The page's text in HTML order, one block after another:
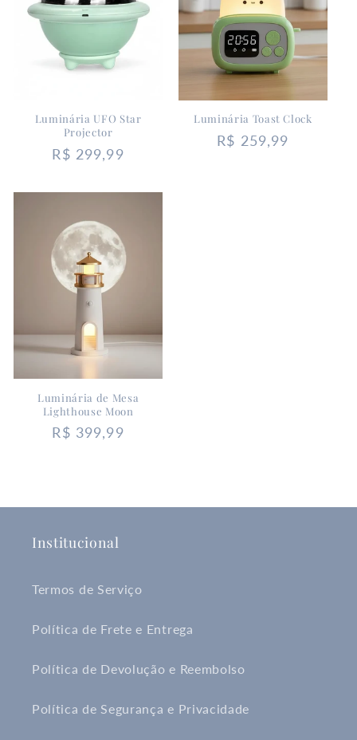
Luminária UFO Star
Projector
Preço
R$ 299,99
Luminária Toast Clock
Preço
R$ 259,99
Luminária de Mesa
Lighthouse Moon
Preço
R$ 399,99
Institucional
Termos de Serviço
Política de Frete e Entrega
Política de Devolução e Reembolso
Política de Segurança e Privacidade